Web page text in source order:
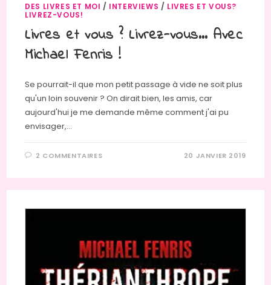
DES LIVRES ET MOI / INTERVIEWS / LIVRES ET VOUS?
LIVREZ-VOUS!
Livres et vous ? Livrez-vous… Avec
Michael Fenris !
Se pourrait-il que mon petit passage à vide ne soit plus
qu'un loin souvenir ? On dirait bien, les amis, car
aujourd'hui je me demande même comment j'ai pu
envisager,…
2 COMMENTAIRES 20 JANVIER 2019